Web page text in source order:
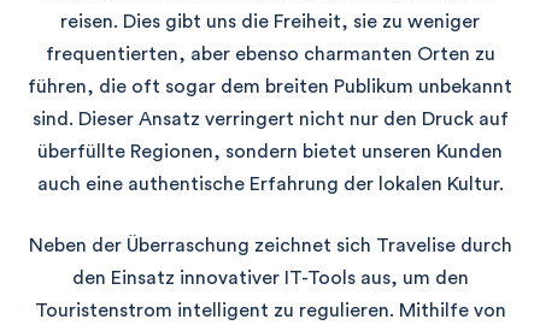
reisen. Dies gibt uns die Freiheit, sie zu weniger
frequentierten, aber ebenso charmanten Orten zu
führen, die oft sogar dem breiten Publikum unbekannt
sind. Dieser Ansatz verringert nicht nur den Druck auf
überfüllte Regionen, sondern bietet unseren Kunden
auch eine authentische Erfahrung der lokalen Kultur.
Neben der Überraschung zeichnet sich Travelise durch
den Einsatz innovativer IT-Tools aus, um den
Touristenstrom intelligent zu regulieren. Mithilfe von